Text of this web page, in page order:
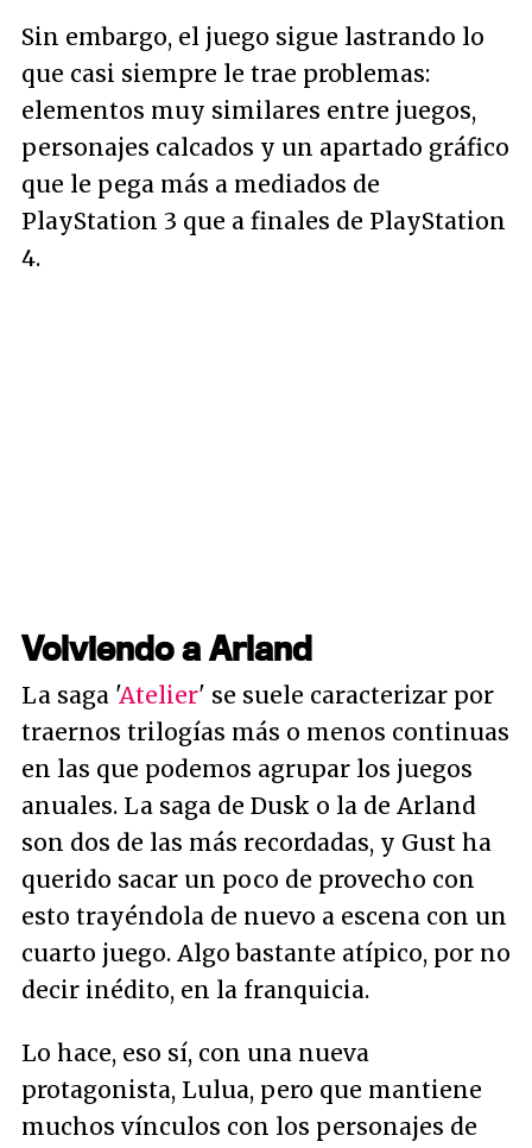
Sin embargo, el juego sigue lastrando lo
que casi siempre le trae problemas:
elementos muy similares entre juegos,
personajes calcados y un apartado gráfico
que le pega más a mediados de
PlayStation 3 que a finales de PlayStation
4.
Volviendo a Arland
La saga 'Atelier' se suele caracterizar por
traernos trilogías más o menos continuas
en las que podemos agrupar los juegos
anuales. La saga de Dusk o la de Arland
son dos de las más recordadas, y Gust ha
querido sacar un poco de provecho con
esto trayéndola de nuevo a escena con un
cuarto juego. Algo bastante atípico, por no
decir inédito, en la franquicia.
Lo hace, eso sí, con una nueva
protagonista, Lulua, pero que mantiene
muchos vínculos con los personajes de